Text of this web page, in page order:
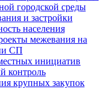
городской среды
и застройки
населения
межевания на
СП
инициатив
контроль
крупных закупок